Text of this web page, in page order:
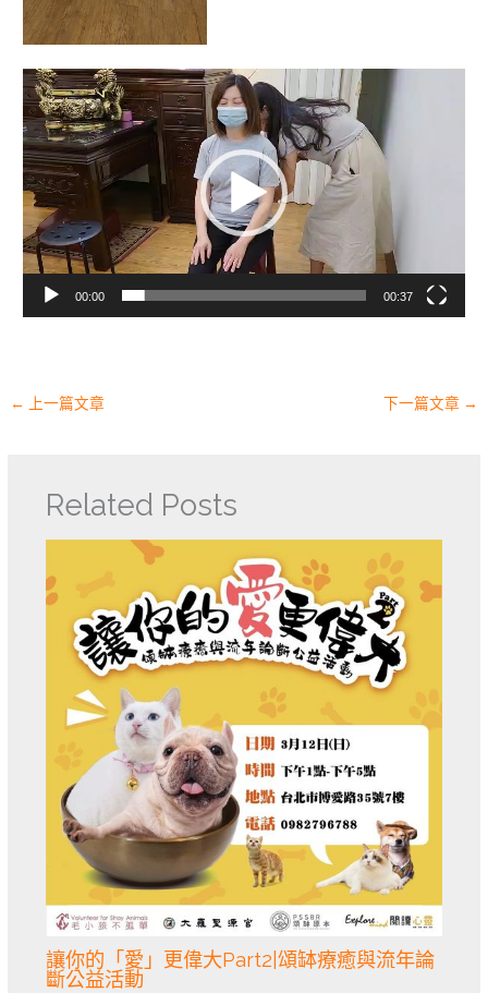
視
訊
播
放
器
00:00 00:37
← 上一篇文章 下一篇文章 →
Related Posts
讓你的「愛」更偉大Part2|頌缽療癒與流年論
斷公益活動